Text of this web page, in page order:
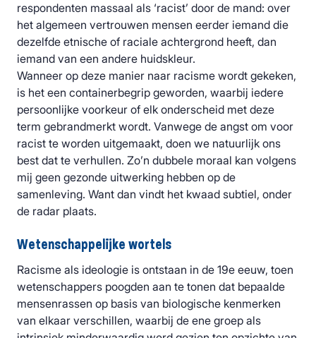
respondenten massaal als ‘racist’ door de mand: over
het algemeen vertrouwen mensen eerder iemand die
dezelfde etnische of raciale achtergrond heeft, dan
iemand van een andere huidskleur.
Wanneer op deze manier naar racisme wordt gekeken,
is het een containerbegrip geworden, waarbij iedere
persoonlijke voorkeur of elk onderscheid met deze
term gebrandmerkt wordt. Vanwege de angst om voor
racist te worden uitgemaakt, doen we natuurlijk ons
best dat te verhullen. Zo’n dubbele moraal kan volgens
mij geen gezonde uitwerking hebben op de
samenleving. Want dan vindt het kwaad subtiel, onder
de radar plaats.
Wetenschappelijke wortels
Racisme als ideologie is ontstaan in de 19e eeuw, toen
wetenschappers poogden aan te tonen dat bepaalde
mensenrassen op basis van biologische kenmerken
van elkaar verschillen, waarbij de ene groep als